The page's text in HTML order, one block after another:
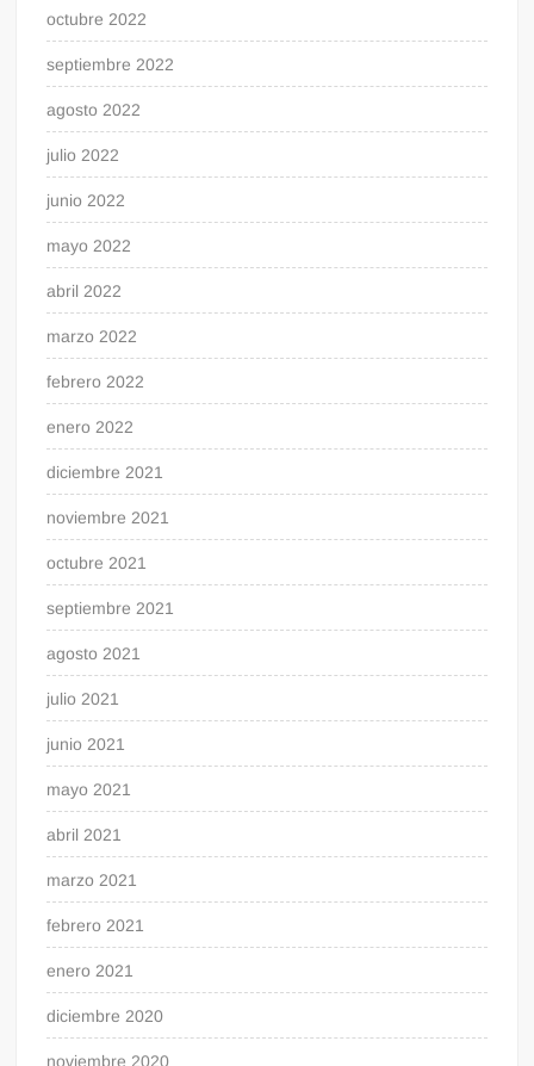
octubre 2022
septiembre 2022
agosto 2022
julio 2022
junio 2022
mayo 2022
abril 2022
marzo 2022
febrero 2022
enero 2022
diciembre 2021
noviembre 2021
octubre 2021
septiembre 2021
agosto 2021
julio 2021
junio 2021
mayo 2021
abril 2021
marzo 2021
febrero 2021
enero 2021
diciembre 2020
noviembre 2020